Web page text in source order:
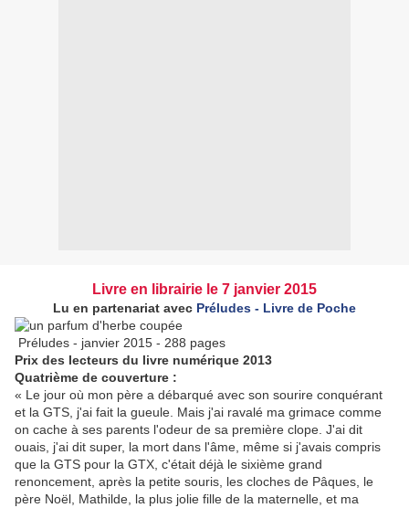
Livre en librairie le 7 janvier 2015
Lu en partenariat avec Préludes - Livre de Poche
Préludes - janvier 2015 - 288 pages
Prix des lecteurs du livre numérique 2013
Quatrième de couverture :
« Le jour où mon père a débarqué avec son sourire conquérant
et la GTS, j'ai fait la gueule. Mais j'ai ravalé ma grimace comme
on cache à ses parents l'odeur de sa première clope. J'ai dit
ouais, j'ai dit super, la mort dans l'âme, même si j'avais compris
que la GTS pour la GTX, c'était déjà le sixième grand
renoncement, après la petite souris, les cloches de Pâques, le
père Noël, Mathilde, la plus jolie fille de la maternelle, et ma